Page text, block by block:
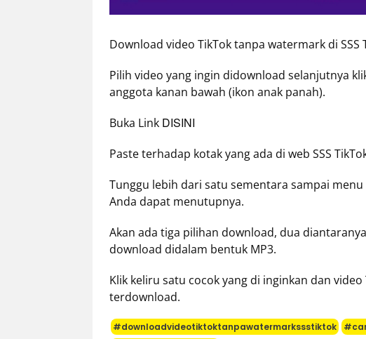
Download video TikTok tanpa watermark di SSS
Pilih video yang ingin didownload selanjutnya
anggota kanan bawah (ikon anak panah).
Buka Link DISINI
Paste terhadap kotak yang ada di web SSS
Tunggu lebih dari satu sementara sampai
Anda dapat menutupnya.
Akan ada tiga pilihan download, dua
download didalam bentuk MP3.
Klik keliru satu cocok yang di inginkan dan
terdownload.
#downloadvideotiktoktanpawatermarkssstiktok